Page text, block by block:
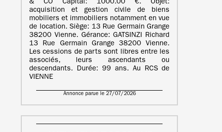
& CO Capital: 1000.00 €. Objet:
acquisition et gestion civile de biens
mobiliers et immobiliers notamment en vue
de location. Siège: 13 Rue Germain Grange
38200 Vienne. Gérance: GATSINZI Richard
13 Rue Germain Grange 38200 Vienne.
Les cessions de parts sont libres entre les
associés, leurs ascendants ou
descendants. Durée: 99 ans. Au RCS de
VIENNE
Annonce parue le 27/07/2026